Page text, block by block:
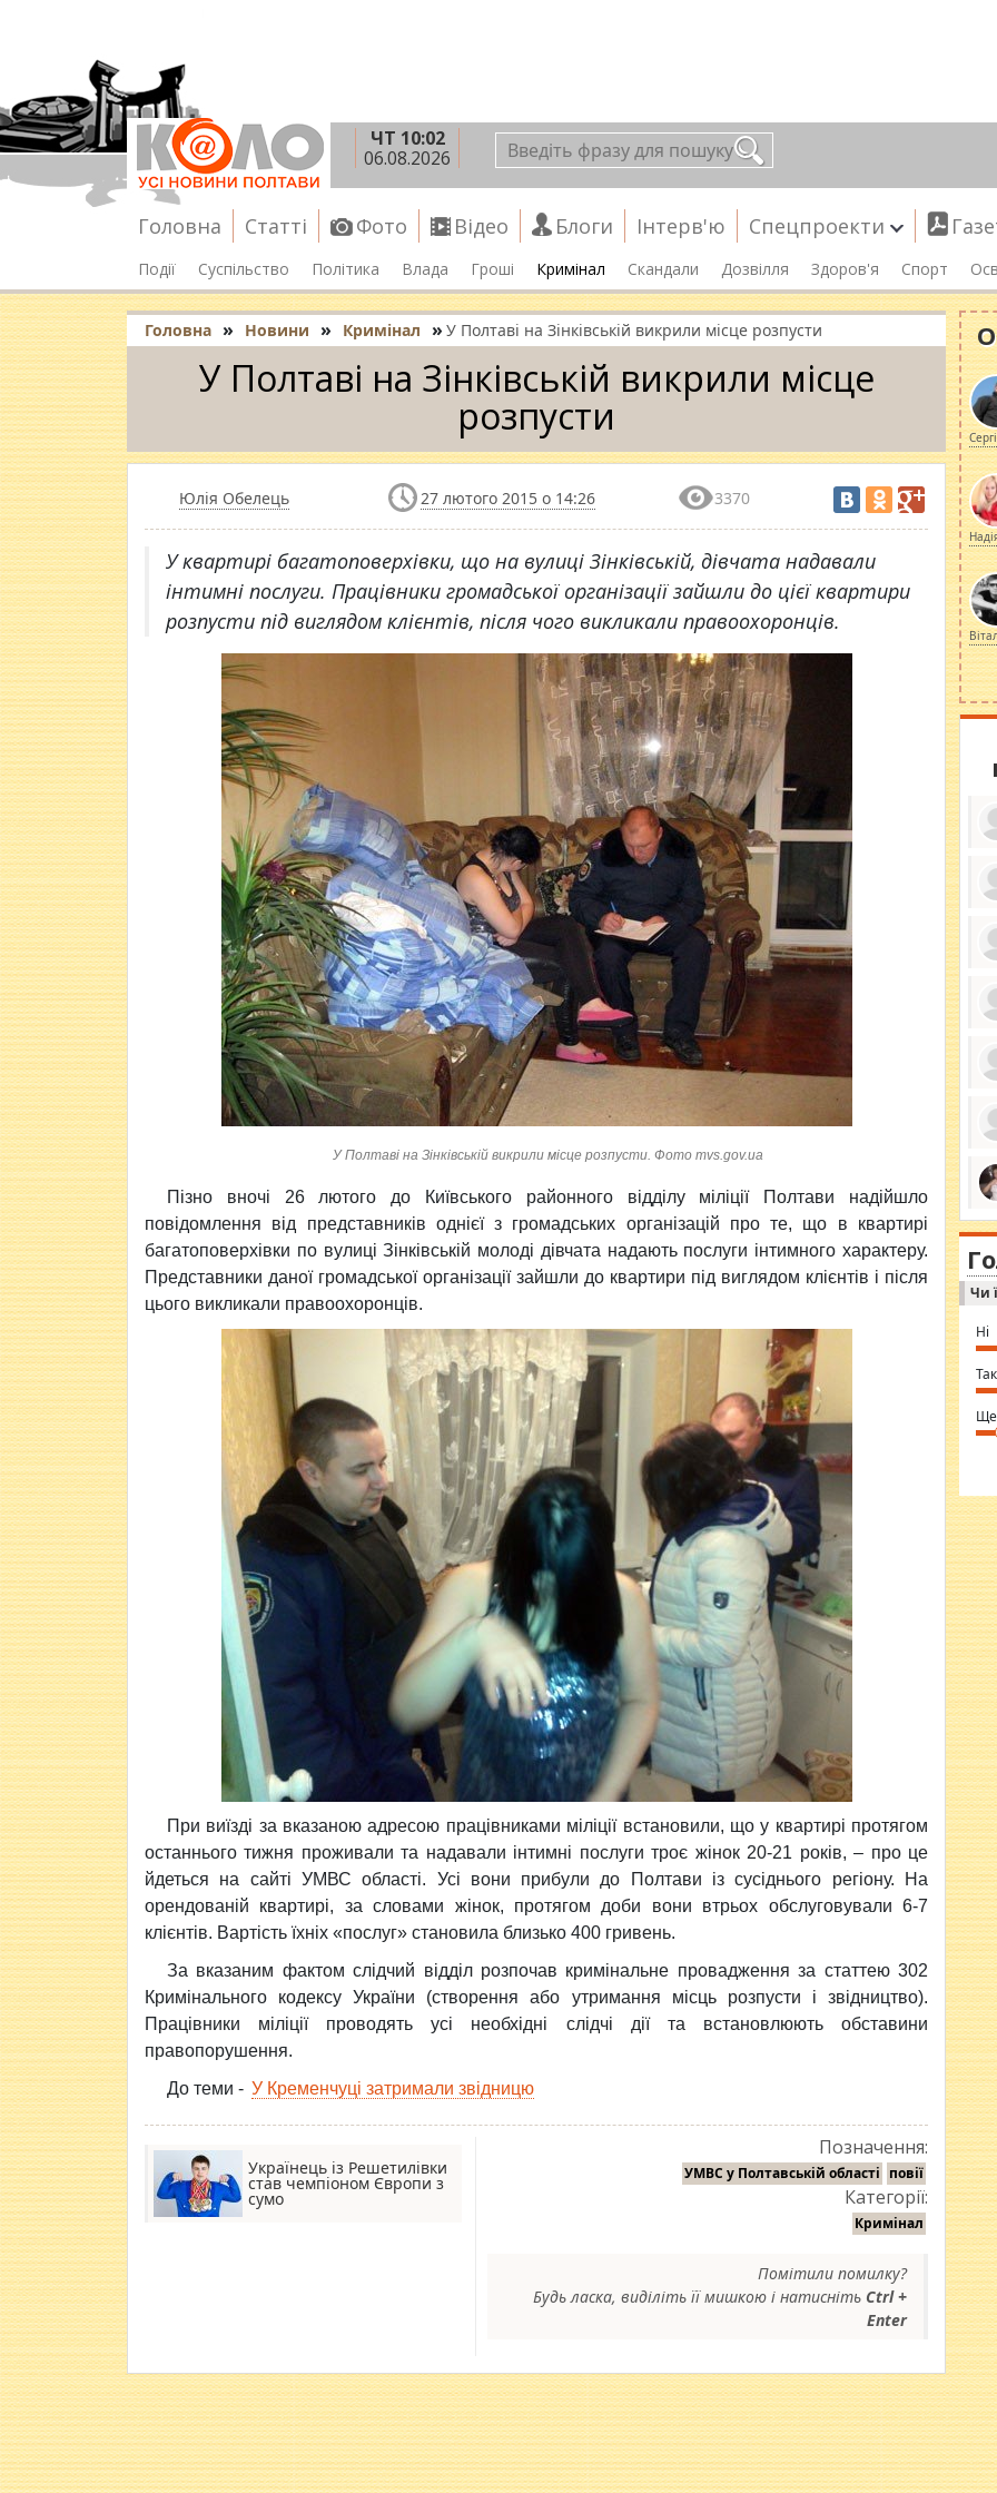
ЧТ 10:02
06.08.2026
Головна Статті Фото Відео Блоги Інтерв'ю Спецпроекти
Події Суспільство Політика Влада Гроші Кримінал Скандали Дозвілля Здоров'я Спорт
Головна » Новини » Кримінал » У Полтаві на Зінківській викрили місце розпусти
У Полтаві на Зінківській викрили місце
розпусти
Юлія Обелець 27 лютого 2015 о 14:26 3370
У квартирі багатоповерхівки, що на вулиці Зінківській, дівчата надавали
інтимні послуги. Працівники громадської організації зайшли до цієї квартири
розпусти під виглядом клієнтів, після чого викликали правоохоронців.
У Полтаві на Зінківській викрили місце розпусти. Фото mvs.gov.ua
Пізно вночі 26 лютого до Київського районного відділу міліції Полтави надійшло
повідомлення від представників однієї з громадських організацій про те, що в квартирі
багатоповерхівки по вулиці Зінківській молоді дівчата надають послуги інтимного характеру.
Представники даної громадської організації зайшли до квартири під виглядом клієнтів і після
цього викликали правоохоронців.
При виїзді за вказаною адресою працівниками міліції встановили, що у квартирі протягом
останнього тижня проживали та надавали інтимні послуги троє жінок 20-21 років, – про це
йдеться на сайті УМВС області. Усі вони прибули до Полтави із сусіднього регіону. На
орендованій квартирі, за словами жінок, протягом доби вони втрьох обслуговували 6-7
клієнтів. Вартість їхніх «послуг» становила близько 400 гривень.
За вказаним фактом слідчий відділ розпочав кримінальне провадження за статтею 302
Кримінального кодексу України (створення або утримання місць розпусти і звідництво).
Працівники міліції проводять усі необхідні слідчі дії та встановлюють обставини
правопорушення.
До теми - У Кременчуці затримали звідницю
Українець із Решетилівки
став чемпіоном Європи з
сумо
Позначення:
УМВС у Полтавській області повії
Категорії:
Кримінал
Помітили помилку?
Будь ласка, виділіть її мишкою і натисніть Ctrl +
Enter
за
ми
in
⇒
Чи
Ні
Так
Ще